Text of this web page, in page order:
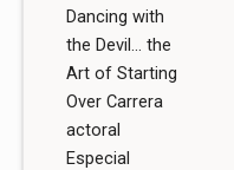
Dancing with
the Devil… the
Art of Starting
Over Carrera
actoral
Especial